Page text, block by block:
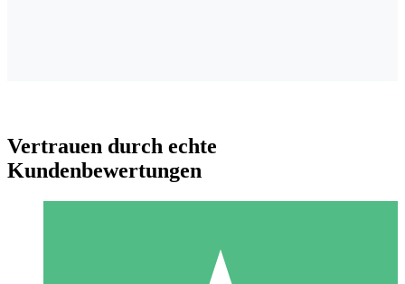
Vertrauen durch echte
Kundenbewertungen